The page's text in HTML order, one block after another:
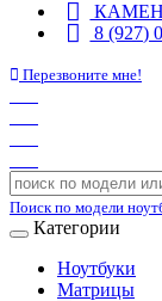
8 (927)
Перезвоните мне!
Поиск по модели
Категории
Ноутбуки
Матрицы